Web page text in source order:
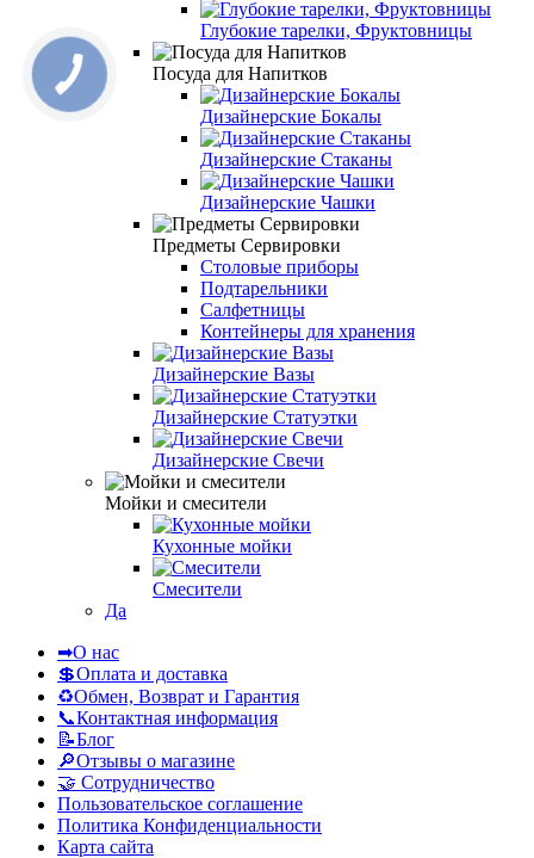
Глубокие тарелки, Фруктовницы
Посуда для Напитков
Дизайнерские Бокалы
Дизайнерские Стаканы
Дизайнерские Чашки
Предметы Сервировки
Столовые приборы
Подтарельники
Салфетницы
Контейнеры для хранения
Дизайнерские Вазы
Дизайнерские Статуэтки
Дизайнерские Свечи
Мойки и смесители
Кухонные мойки
Смесители
Да
➡О нас
💲Оплата и доставка
♻Обмен, Возврат и Гарантия
📞Контактная информация
📝Блог
🔎Отзывы о магазине
🤝 Сотрудничество
Пользовательское соглашение
Политика Конфиденциальности
Карта сайта